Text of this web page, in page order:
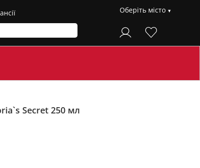
Оберіть місто
Secret 250 мл